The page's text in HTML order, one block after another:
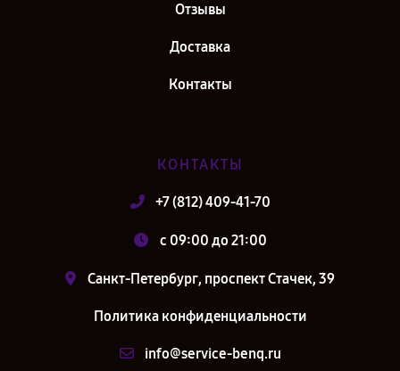
Отзывы
Доставка
Контакты
КОНТАКТЫ
+7 (812) 409-41-70
c 09:00 до 21:00
Санкт-Петербург, проспект Стачек, 39
Политика конфиденциальности
info@service-benq.ru